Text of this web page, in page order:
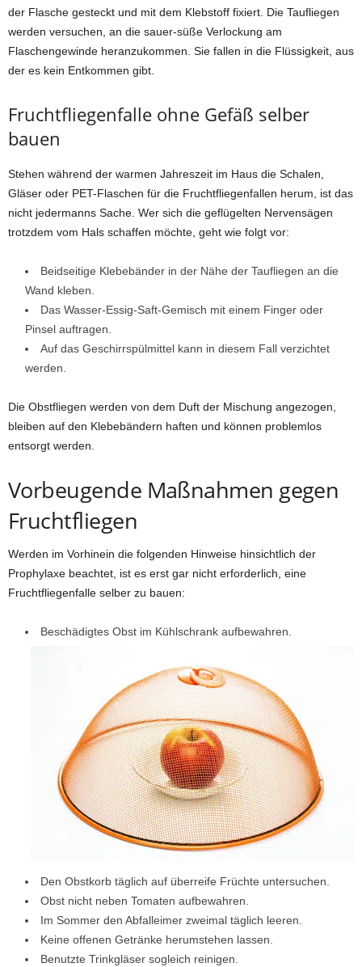
der Flasche gesteckt und mit dem Klebstoff fixiert. Die Taufliegen
werden versuchen, an die sauer-süße Verlockung am
Flaschengewinde heranzukommen. Sie fallen in die Flüssigkeit, aus
der es kein Entkommen gibt.
Fruchtfliegenfalle ohne Gefäß selber
bauen
Stehen während der warmen Jahreszeit im Haus die Schalen,
Gläser oder PET-Flaschen für die Fruchtfliegenfallen herum, ist das
nicht jedermanns Sache. Wer sich die geflügelten Nervensägen
trotzdem vom Hals schaffen möchte, geht wie folgt vor:
Beidseitige Klebebänder in der Nähe der Taufliegen an die
Wand kleben.
Das Wasser-Essig-Saft-Gemisch mit einem Finger oder
Pinsel auftragen.
Auf das Geschirrspülmittel kann in diesem Fall verzichtet
werden.
Die Obstfliegen werden von dem Duft der Mischung angezogen,
bleiben auf den Klebebändern haften und können problemlos
entsorgt werden.
Vorbeugende Maßnahmen gegen
Fruchtfliegen
Werden im Vorhinein die folgenden Hinweise hinsichtlich der
Prophylaxe beachtet, ist es erst gar nicht erforderlich, eine
Fruchtfliegenfalle selber zu bauen:
Beschädigtes Obst im Kühlschrank aufbewahren.
Den Obstkorb täglich auf überreife Früchte untersuchen.
Obst nicht neben Tomaten aufbewahren.
Im Sommer den Abfalleimer zweimal täglich leeren.
Keine offenen Getränke herumstehen lassen.
Benutzte Trinkgläser sogleich reinigen.